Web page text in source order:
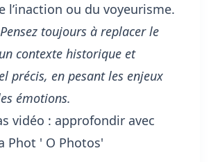
l’inaction ou du voyeurisme.
Pensez toujours à replacer le
contexte historique et
précis, en pesant les enjeux
émotions.
vidéo : approfondir avec
Phot ' O Photos'